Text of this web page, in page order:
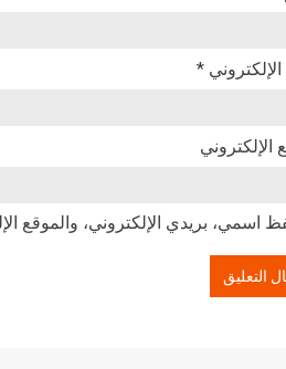
الإلكتروني *
الإلكتروني
اسمي، بريدي الإلكتروني، والموقع